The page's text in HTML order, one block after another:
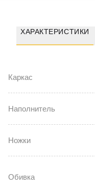
ХАРАКТЕРИСТИКИ
Каркас
Наполнитель
Ножки
Обивка